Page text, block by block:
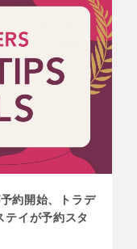
約開始、トラデ
テイが予約スタ